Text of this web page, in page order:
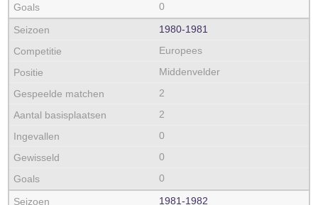
0
1980‑1981
Europees
Middenvelder
2
2
0
0
0
1981‑1982